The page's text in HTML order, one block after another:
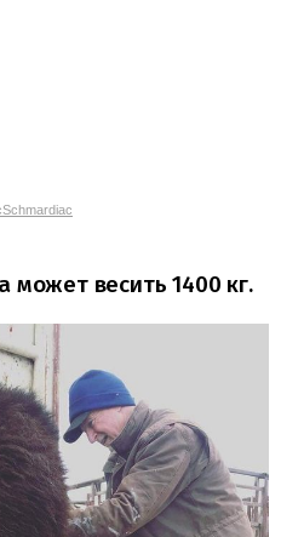
может весить 1400 кг.